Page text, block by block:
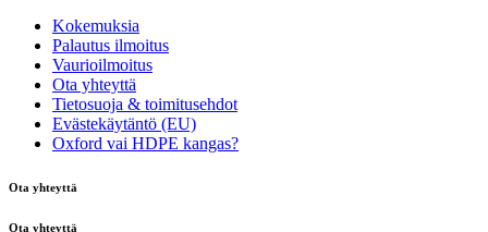
Kokemuksia
Palautus ilmoitus
Vaurioilmoitus
Ota yhteyttä
Tietosuoja & toimitusehdot
Evästekäytäntö (EU)
Oxford vai HDPE kangas?
Ota yhteyttä
Ota yhteyttä